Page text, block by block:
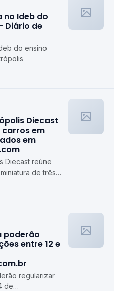
no Ideb do
Diário de
do ensino
Diecast
carros em
em
Diecast reúne
de três
poderão
entre 12 e
regularizar
de